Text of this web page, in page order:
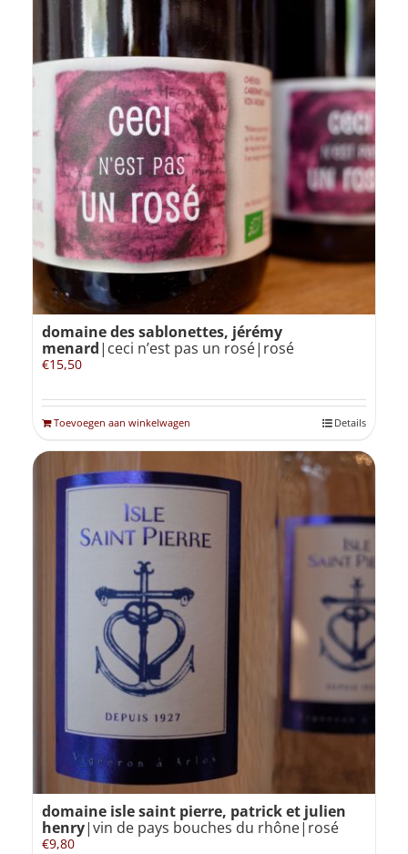
domaine des sablonettes, jérémy
menard|ceci n’est pas un rosé|rosé
€15,50
Toevoegen aan winkelwagen Details
domaine isle saint pierre, patrick et julien
henry|vin de pays bouches du rhône|rosé
€9,80